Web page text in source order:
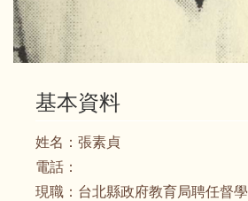
基本資料
姓名： 張素貞
電話：
現職： 台北縣政府教育局聘任督學